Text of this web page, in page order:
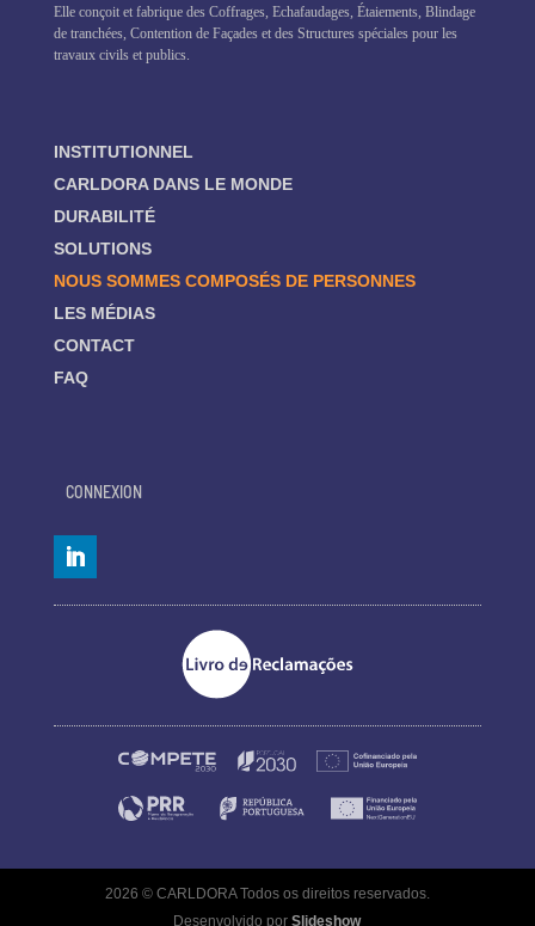
Elle conçoit et fabrique des Coffrages, Echafaudages, Étaiements, Blindage
de tranchées, Contention de Façades et des Structures spéciales pour les
travaux civils et publics.
INSTITUTIONNEL
CARLDORA DANS LE MONDE
DURABILITÉ
SOLUTIONS
NOUS SOMMES COMPOSÉS DE PERSONNES
LES MÉDIAS
CONTACT
FAQ
CONNEXION
2026 © CARLDORA Todos os direitos reservados.
Desenvolvido porSlideshow